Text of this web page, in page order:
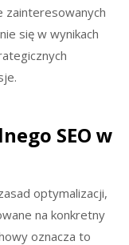
się w wynikach
SEO w
optymalizacji,
na konkretny
oznacza to